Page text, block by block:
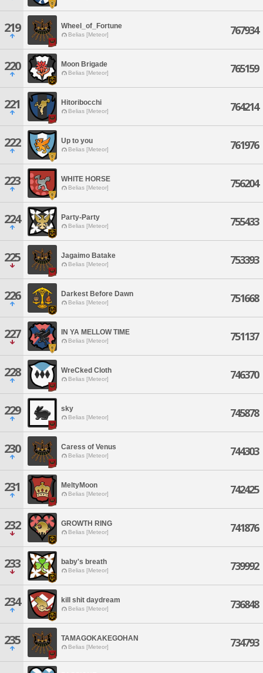
219 Wheel_of_Fortune
Belias [Meteor] 767934
220 Moon Brigade
Belias [Meteor] 765159
221 Hitoribocchi
Belias [Meteor] 764214
222 Up to you
Belias [Meteor] 761976
223 WHITE HORSE
Belias [Meteor] 756204
224 Party-Party
Belias [Meteor] 755433
225 Jagaimo Batake
Belias [Meteor] 753393
226 Darkest Before Dawn
Belias [Meteor] 751668
227 IN YA MELLOW TIME
Belias [Meteor] 751137
228 WreCked Cloth
Belias [Meteor] 746370
229 sky
Belias [Meteor] 745878
230 Caress of Venus
Belias [Meteor] 744303
231 MeltyMoon
Belias [Meteor] 742425
232 GROWTH RING
Belias [Meteor] 741876
233 baby's breath
Belias [Meteor] 739992
234 kill shit daydream
Belias [Meteor] 736848
235 TAMAGOKAKEGOHAN
Belias [Meteor] 734793